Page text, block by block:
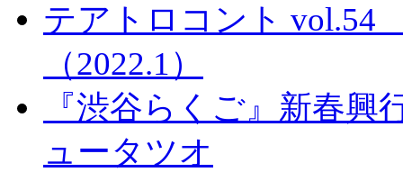
テアトロコント
（2022.1）
『渋谷らくご』新春
ュータツオ